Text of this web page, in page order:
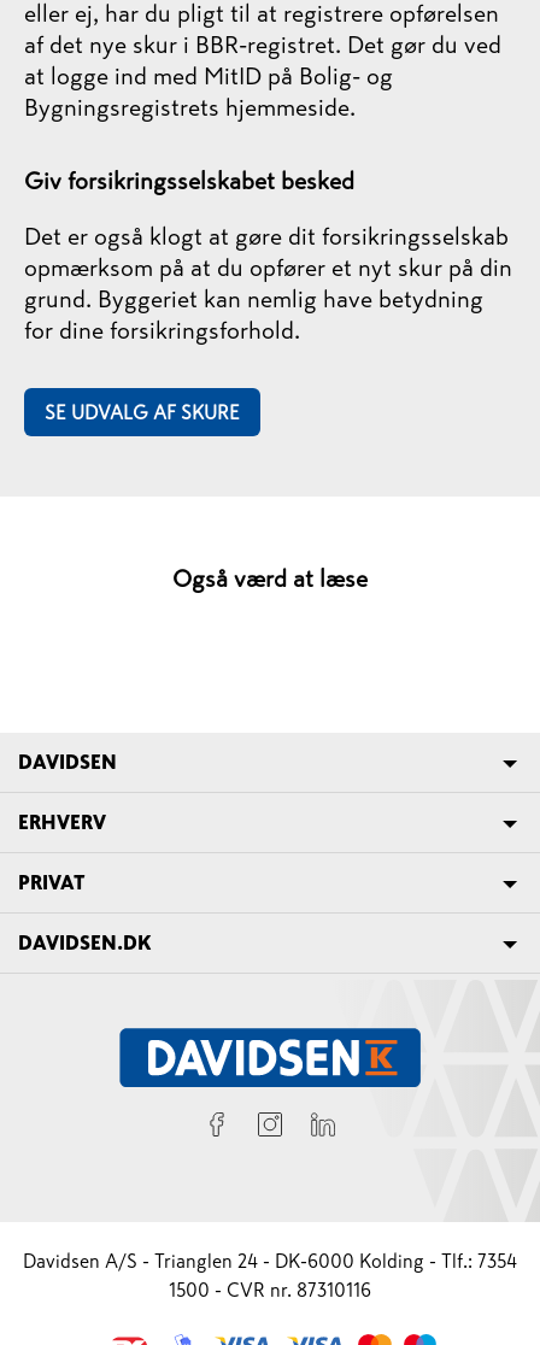
eller ej, har du pligt til at registrere opførelsen
af det nye skur i BBR-registret. Det gør du ved
at logge ind med MitID på Bolig- og
Bygningsregistrets hjemmeside.
Giv forsikringsselskabet besked
Det er også klogt at gøre dit forsikringsselskab
opmærksom på at du opfører et nyt skur på din
grund. Byggeriet kan nemlig have betydning
for dine forsikringsforhold.
SE UDVALG AF SKURE
Også værd at læse
DAVIDSEN
ERHVERV
PRIVAT
DAVIDSEN.DK
Davidsen A/S - Trianglen 24 - DK-6000 Kolding - Tlf.: 7354
1500 - CVR nr. 87310116